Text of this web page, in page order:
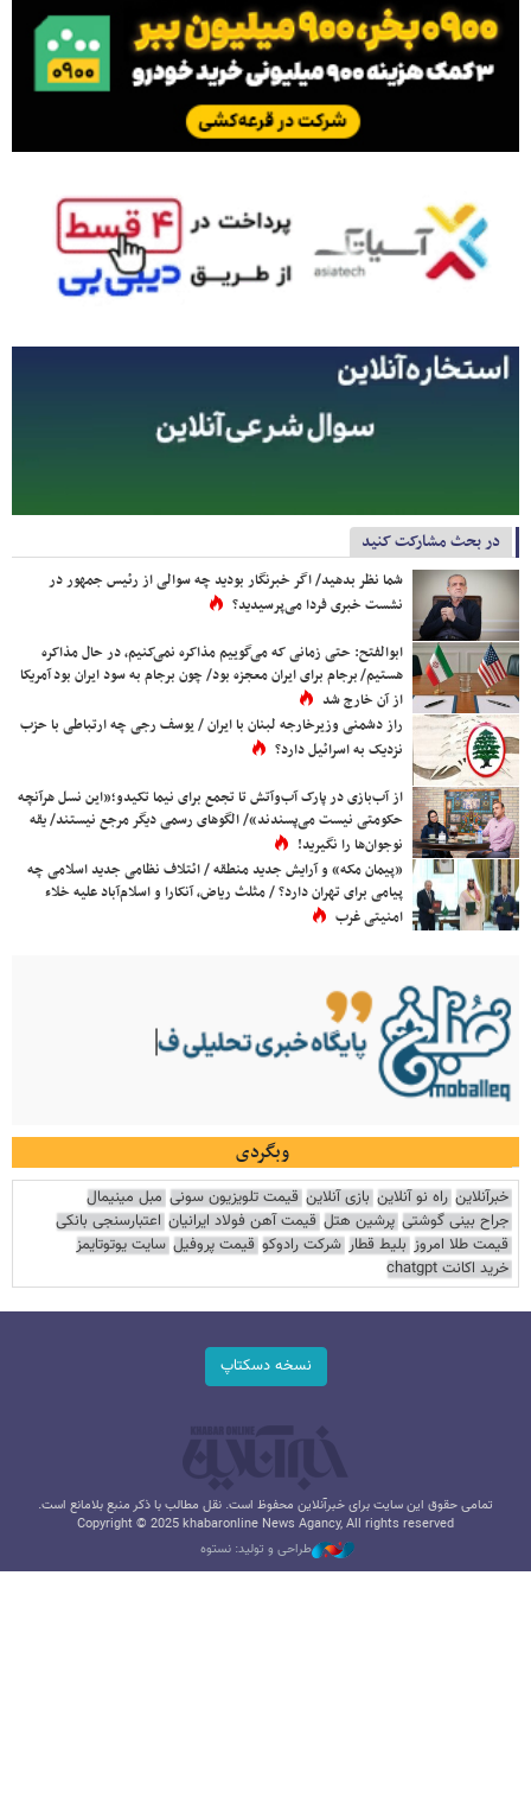
در بحث مشارکت کنید
شما نظر بدهید/ اگر خبرنگار بودید چه سوالی از رئیس جمهور در
نشست خبری فردا می‌پرسیدید؟
ابوالفتح: حتی زمانی که می‌گوییم مذاکره نمی‌کنیم، در حال مذاکره
هستیم/ برجام برای ایران معجزه بود/ چون برجام به سود ایران بود آمریکا
از آن خارج شد
راز دشمنی وزیرخارجه لبنان با ایران / یوسف رجی چه ارتباطی با حزب
نزدیک به اسرائیل دارد؟
از آب‌بازی در پارک آب‌وآتش تا تجمع برای نیما تکیدو؛«این نسل هرآنچه
حکومتی نیست می‌پسندند»/ الگوهای رسمی دیگر مرجع نیستند/ یقه
نوجوان‌ها را نگیرید!
«پیمان مکه» و آرایش جدید منطقه / ائتلاف نظامی جدید اسلامی چه
پیامی برای تهران دارد؟ / مثلث ریاض، آنکارا و اسلام‌آباد علیه خلاء
امنیتی غرب
وبگردی
خبرآنلاین راه نو آنلاین بازی آنلاین قیمت تلویزیون سونی مبل مینیمال
جراح بینی گوشتی پرشین هتل قیمت آهن فولاد ایرانیان اعتبارسنجی بانکی
قیمت طلا امروز بلیط قطار شرکت رادوکو قیمت پروفیل سایت یوتوتایمز
خرید اکانت chatgpt
نسخه دسکتاپ
تمامی حقوق این سایت برای خبرآنلاین محفوظ است. نقل مطالب با ذکر منبع بلامانع است.
Copyright © 2025 khabaronline News Agancy, All rights reserved
طراحی و تولید: نستوه